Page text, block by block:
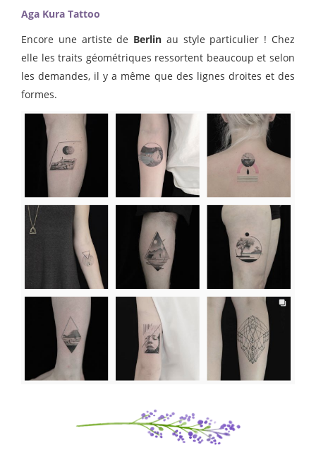
Aga Kura Tattoo
Encore une artiste de Berlin au style particulier ! Chez
elle les traits géométriques ressortent beaucoup et selon
les demandes, il y a même que des lignes droites et des
formes.